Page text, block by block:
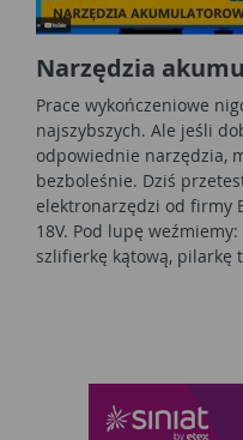
Narzędzia
Prace wykończeniowe
najszybszych. Ale jeśli
odpowiednie narzędzia,
bezboleśnie. Dziś
elektronarzędzi od firmy
18V. Pod lupę
szlifierkę kątową, pilarkę